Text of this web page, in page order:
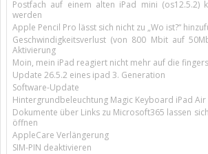
Postfach auf einem alten iPad mini (os12.5.2)
werden
Apple Pencil Pro lässt sich nicht zu „Wo ist?“
Geschwindigkeitsverlust (von 800 Mbit auf
Aktivierung
Moin, mein iPad reagiert nicht mehr auf die
Update 26.5.2 eines ipad 3. Generation
Software-Update
Hintergrundbeleuchtung Magic Keyboard iPad Air
Dokumente über Links zu Microsoft365 lassen
öffnen
AppleCare Verlängerung
SIM-PIN deaktivieren